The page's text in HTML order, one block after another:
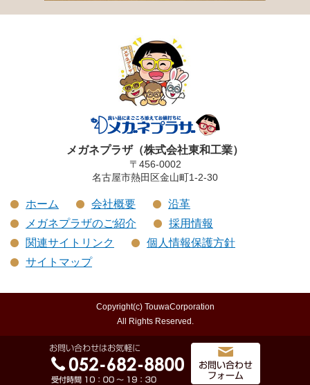
メガネプラザ（株式会社東和工業）
〒456-0002
名古屋市熱田区金山町1-2-30
ホーム 会社概要
沿革
メガネプラザのご紹介
採用情報
関連サイトリンク
個人情報保護方針
サイトマップ
Copyright(c) TouwaCorporation
All Rights Reserved.